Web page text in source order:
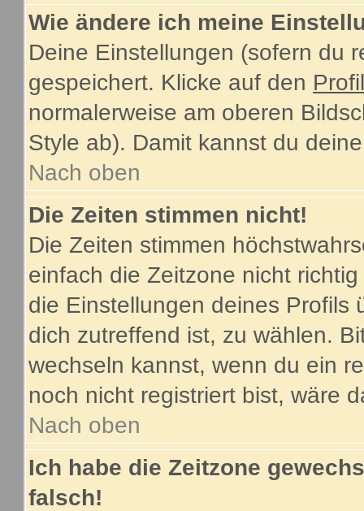
Wie ändere ich meine
Deine Einstellungen (sofern du
gespeichert. Klicke auf den Profil
normalerweise am oberen
Style ab). Damit kannst du
Nach oben
Die Zeiten stimmen nicht!
Die Zeiten stimmen
einfach die Zeitzone nicht
die Einstellungen deines Profils
dich zutreffend ist, zu wählen.
wechseln kannst, wenn du ein
noch nicht registriert bist, wäre
Nach oben
Ich habe die Zeitzone
falsch!